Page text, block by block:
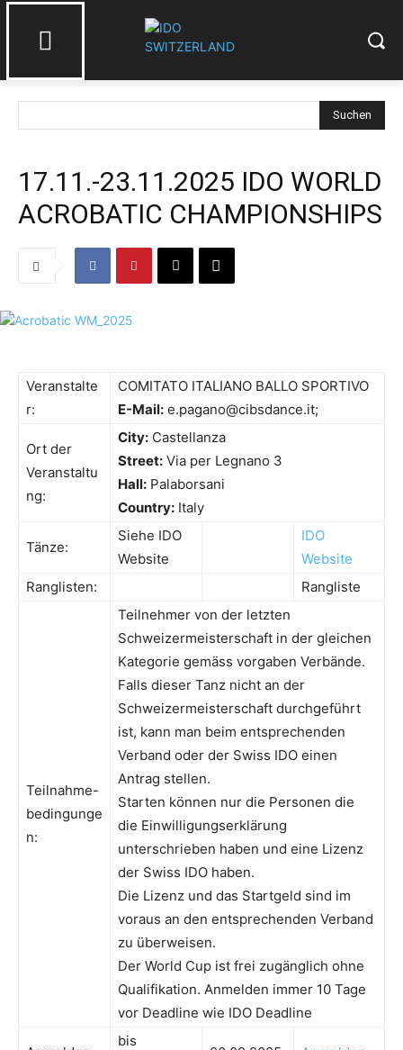
Suchen
17.11.-23.11.2025 IDO WORLD
ACROBATIC CHAMPIONSHIPS
Veranstalte
r:
COMITATO ITALIANO BALLO SPORTIVO
E-Mail: e.pagano@cibsdance.it;
Ort der
Veranstaltu
ng:
City: Castellanza
Street: Via per Legnano 3
Hall: Palaborsani
Country: Italy
Tänze:
Siehe IDO
Website
IDO
Website
Ranglisten:
Rangliste
Teilnahme-
bedingunge
n:
Teilnehmer von der letzten
Schweizermeisterschaft in der gleichen
Kategorie gemäss vorgaben Verbände.
Falls dieser Tanz nicht an der
Schweizermeisterschaft durchgeführt
ist, kann man beim entsprechenden
Verband oder der Swiss IDO einen
Antrag stellen.
Starten können nur die Personen die
die Einwilligungserklärung
unterschrieben haben und eine Lizenz
der Swiss IDO haben.
Die Lizenz und das Startgeld sind im
voraus an den entsprechenden Verband
zu überweisen.
Der World Cup ist frei zugänglich ohne
Qualifikation. Anmelden immer 10 Tage
vor Deadline wie IDO Deadline
bis